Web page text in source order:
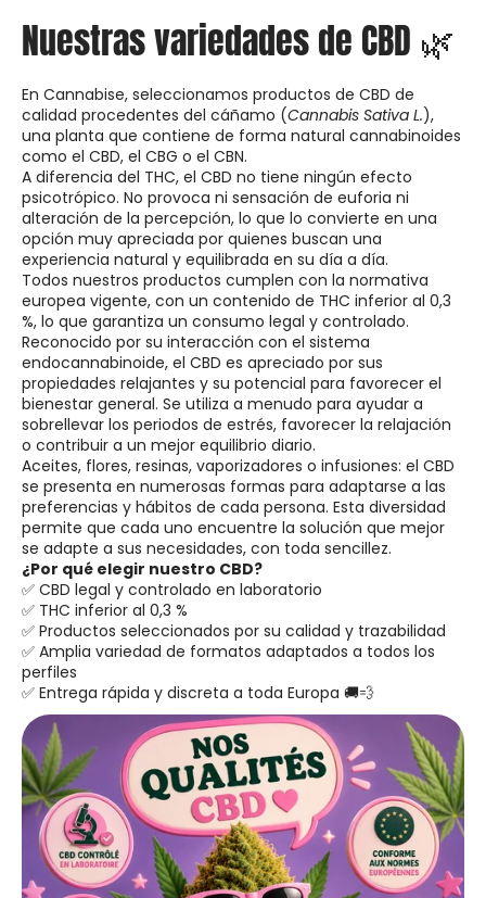
Nuestras variedades de CBD 🌿
En Cannabise, seleccionamos productos de CBD de
calidad procedentes del cáñamo (Cannabis Sativa L.),
una planta que contiene de forma natural cannabinoides
como el CBD, el CBG o el CBN.
A diferencia del THC, el CBD no tiene ningún efecto
psicotrópico. No provoca ni sensación de euforia ni
alteración de la percepción, lo que lo convierte en una
opción muy apreciada por quienes buscan una
experiencia natural y equilibrada en su día a día.
Todos nuestros productos cumplen con la normativa
europea vigente, con un contenido de THC inferior al 0,3
%, lo que garantiza un consumo legal y controlado.
Reconocido por su interacción con el sistema
endocannabinoide, el CBD es apreciado por sus
propiedades relajantes y su potencial para favorecer el
bienestar general. Se utiliza a menudo para ayudar a
sobrellevar los periodos de estrés, favorecer la relajación
o contribuir a un mejor equilibrio diario.
Aceites, flores, resinas, vaporizadores o infusiones: el CBD
se presenta en numerosas formas para adaptarse a las
preferencias y hábitos de cada persona. Esta diversidad
permite que cada uno encuentre la solución que mejor
se adapte a sus necesidades, con toda sencillez.
¿Por qué elegir nuestro CBD?
✅ CBD legal y controlado en laboratorio
✅ THC inferior al 0,3 %
✅ Productos seleccionados por su calidad y trazabilidad
✅ Amplia variedad de formatos adaptados a todos los
perfiles
✅ Entrega rápida y discreta a toda Europa 🚚💨